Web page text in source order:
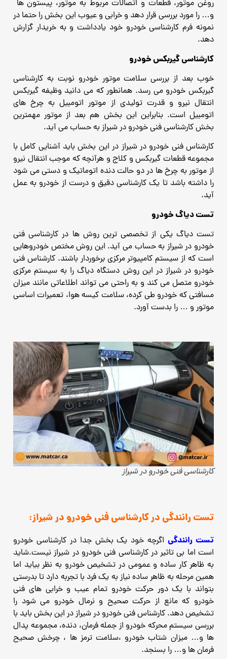
روغن موتور، قطعات و اتصالات مربوط به موتور، پیستون ها
و… را مورد بررسی قرار دهد و خرابی و عیوب این بخش را حتما در
نمونه فرم کارشناسی خودرو خود یادداشت و به خریدار گزارش
دهد.
کارشناسی گیربکس خودرو
خوب بعد از بررسی سلامت موتور خودرو نوبت به کارشناسی
گیربکس خودرو می رسد. همانطور که می دانید وظیفه گیربکس
انتقال نیرو و قدرت تولیدی از موتور اتومبیل به چرخ های
اتومبیل است. بنابراین این بخش هم بعد از موتور مهمترین
بخش کارشناسی فنی خودرو در شیراز به حساب می آید.
کارشناس فنی خودرو در شیراز در این بخش باید آشنایی کامل با
مجموعه قطعات گیربکس و کلاج و هرآنچه که موجب انتقال نیرو
از موتور به چرخ ها در دو حالت دنده اتوماتیک و دستی می شود
را داشته باشد تا یک کارشناسی دقیق و درست از خودرو به عمل
آید.
تست دیاگ خودرو
تست دیاگ یکی از تخصصی ترین روش ها در کارشناسی فنی
خودرو در شیراز به حساب می آید. این روش مختص خودروهایی
است که از سیستم کامپیوتر مرکزی برخوردار باشند. کارشناس فنی
خودرو در شیراز در این روش دستگاه دیاگ را به سیستم مرکزی
خودرو متصل می کند و به راحتی می تواند اطلاعاتی مانند میزان
مسافتی که خودرو طی کرده، سلامت کیسه هوا، تعمیرات اساسی
موتور و … را بدست آورد.
کارشناسی فنی خودرو در شیراز
تست رانندگی در کارشناسی فنی خودرو در شیراز:
تست رانندگیاگرچه خود یک بخش جدا در کارشناسی خودرو
است اما بی تاثیر در کارشناسی فنی خودرو در شیراز نیست.شاید
به ظاهر کار ساده و عمومی در تشخیص خودرو به نظر بیاید اما
همین مرحله به ظاهر ساده نیاز به یک فرد با تجربه دارد تا بدرستی
بتواند با یک دور حرکت خودرو تمام عیب و خرابی های فنی
خودرو که مانع از حرکت صحیح و نرمال خودرو می شود را
تشخیص دهد. کارشناس فنی خودرو در شیراز در این بخش باید با
بررسی سیستم محرکه خودرو از جمله فرمان، دنده، مجموعه پدال
ها و… میزان شتاب خودرو ،سلامت ترمز ها ، چرخش صحیح
فرمان ها و… را بسنجد.